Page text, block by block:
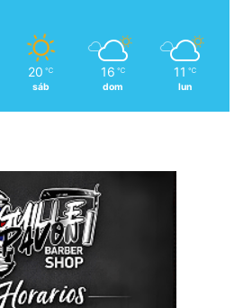
20 ℃
sáb
16 ℃
dom
11 ℃
lun